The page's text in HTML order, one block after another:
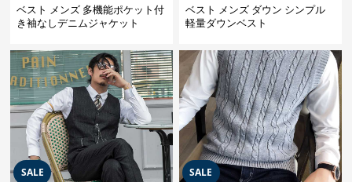
ベスト メンズ 多機能ポケット付
き袖なしデニムジャケット
ベスト メンズ ダウン シンプル
軽量ダウンベスト
SALE SALE